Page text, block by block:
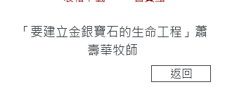
「要建立金銀寶石的生命工程」蕭
壽華牧師
返回